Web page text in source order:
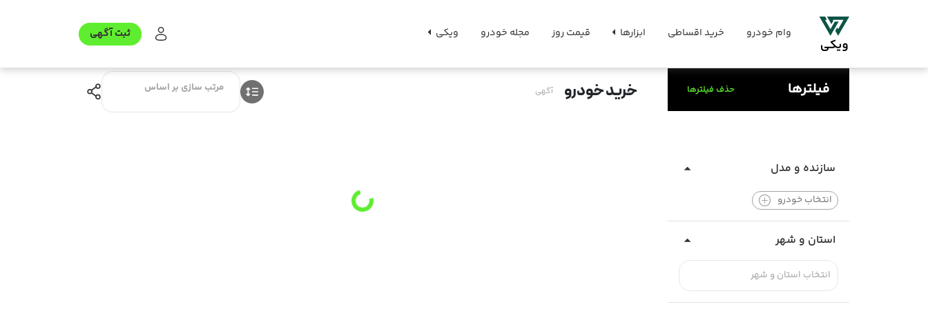
وام خودرو خرید اقساطی ابزارها قیمت روز مجله خودرو ویکی ثبت آگهی
فیلترها حذف فیلترها
سازنده و مدل
انتخاب خودرو
استان و شهر
انتخاب استان و شهر
خرید خودرو آگهی مرتب سازی بر اساس
g
.